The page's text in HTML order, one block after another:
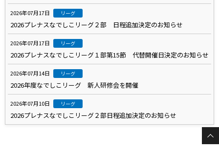
2026年07月17日 リーグ
2026プレナスなでしこリーグ２部 日程追加決定のお知らせ
2026年07月17日 リーグ
2026プレナスなでしこリーグ１部第15節 代替開催日決定のお知らせ
2026年07月14日 リーグ
2026年度なでしこリーグ 新人研修会を開催
2026年07月10日 リーグ
2026プレナスなでしこリーグ２部日程追加決定のお知らせ